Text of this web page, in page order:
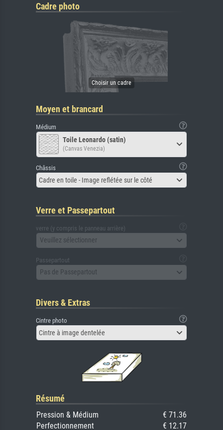
Cadre photo
Moyen et brancard
Médium
Toile Leonardo (satin)
(Canvas Venezia)
Châssis
Cadre en toile - Image reflétée sur le côté
Verre et Passepartout
verre (y compris le panneau arrière)
Veuillez sélectionner
Passepartout
Pas de Passepartout
Divers & Extras
Cintre photo
Cintre à image dentelée
Résumé
Pression & Médium
€ 71.36
Perfectionnement
€ 12.17